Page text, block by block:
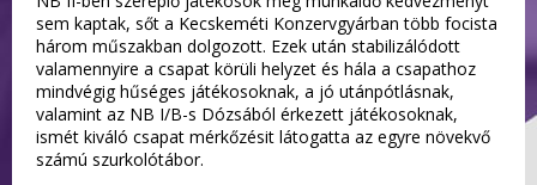
sem kaptak, sőt a Kecskeméti Konzervgyárban több focista
három műszakban dolgozott. Ezek után stabilizálódott
valamennyire a csapat körüli helyzet és hála a csapathoz
mindvégig hűséges játékosoknak, a jó utánpótlásnak,
valamint az NB I/B-s Dózsából érkezett játékosoknak,
ismét kiváló csapat mérkőzésit látogatta az egyre növekvő
számú szurkolótábor.